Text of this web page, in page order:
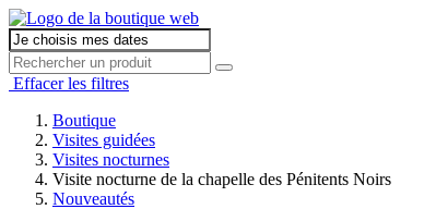
Effacer les filtres
Boutique
Visites guidées
Visites nocturnes
Visite nocturne de la chapelle des Pénitents Noirs
Nouveautés